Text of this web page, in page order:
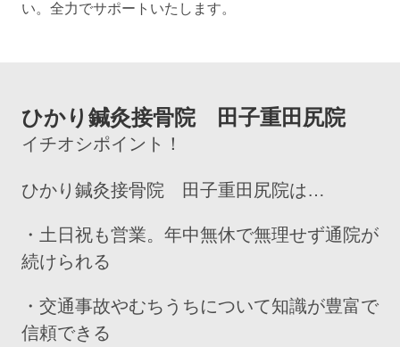
い。全力でサポートいたします。
ひかり鍼灸接骨院 田子重田尻院
イチオシポイント！
ひかり鍼灸接骨院 田子重田尻院は…
・土日祝も営業。年中無休で無理せず通院が
続けられる
・交通事故やむちうちについて知識が豊富で
信頼できる